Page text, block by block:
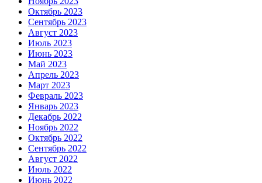
Октябрь 2023
Сентябрь 2023
Август 2023
Июль 2023
Июнь 2023
Май 2023
Апрель 2023
Март 2023
Февраль 2023
Январь 2023
Декабрь 2022
Ноябрь 2022
Октябрь 2022
Сентябрь 2022
Август 2022
Июль 2022
Июнь 2022